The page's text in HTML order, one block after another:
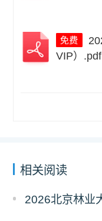
VIP）.pdf
相关阅读